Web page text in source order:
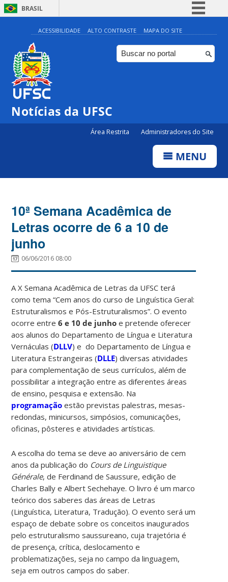
BRASIL
Simplifique!
Comunica BR
Participe
ACESSIBILIDADE ALTO CONTRASTE MAPA DO SITE
Notícias da UFSC
Área Restrita Administradores do Site
MENU
10ª Semana Acadêmica de
Letras ocorre de 6 a 10 de
junho
06/06/2016 08:00
A X Semana Acadêmica de Letras da UFSC terá
como tema “Cem anos do curso de Linguística Geral:
Estruturalismos e Pós-Estruturalismos”. O evento
ocorre entre6 e 10 de junho e pretende oferecer
aos alunos do Departamento de Língua e Literatura
Vernáculas (DLLV) e do Departamento de Língua e
Literatura Estrangeiras (DLLE) diversas atividades
para complementação de seus currículos, além de
possibilitar a integração entre as diferentes áreas
de ensino, pesquisa e extensão. Na
programação estão previstas palestras, mesas-
redondas, minicursos, simpósios, comunicações,
oficinas, pôsteres e atividades artísticas.
A escolha do tema se deve ao aniversário de cem
anos da publicação do Cours de Linguistique
Générale, de Ferdinand de Saussure, edição de
Charles Bally e Albert Sechehaye. O livro é um marco
teórico dos saberes das áreas de Letras
(Linguística, Literatura, Tradução). O evento será um
espaço de debate sobre os conceitos inaugurados
pelo estruturalismo saussureano, cuja trajetória é
de presença, crítica, deslocamento e
problematizações, seja no campo da linguagem,
seja em outros campos do saber.